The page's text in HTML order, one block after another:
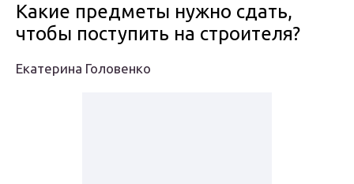
Какие предметы нужно сдать,
чтобы поступить на строителя?
Екатерина Головенко